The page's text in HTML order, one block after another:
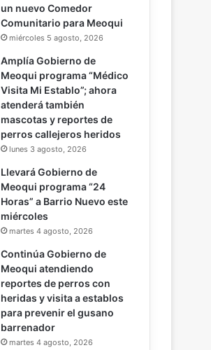
un nuevo Comedor
Comunitario para Meoqui
miércoles 5 agosto, 2026
Amplía Gobierno de
Meoqui programa “Médico
Visita Mi Establo”; ahora
atenderá también
mascotas y reportes de
perros callejeros heridos
lunes 3 agosto, 2026
Llevará Gobierno de
Meoqui programa “24
Horas” a Barrio Nuevo este
miércoles
martes 4 agosto, 2026
Continúa Gobierno de
Meoqui atendiendo
reportes de perros con
heridas y visita a establos
para prevenir el gusano
barrenador
martes 4 agosto, 2026